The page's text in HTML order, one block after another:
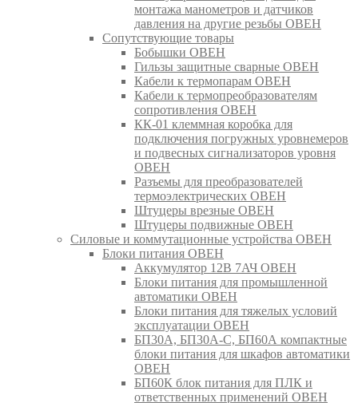
монтажа манометров и датчиков
давления на другие резьбы ОВЕН
Сопутствующие товары
Бобышки ОВЕН
Гильзы защитные сварные ОВЕН
Кабели к термопарам ОВЕН
Кабели к термопреобразователям
сопротивления ОВЕН
КК-01 клеммная коробка для
подключения погружных уровнемеров
и подвесных сигнализаторов уровня
ОВЕН
Разъемы для преобразователей
термоэлектрических ОВЕН
Штуцеры врезные ОВЕН
Штуцеры подвижные ОВЕН
Силовые и коммутационные устройства ОВЕН
Блоки питания ОВЕН
Аккумулятор 12В 7АЧ ОВЕН
Блоки питания для промышленной
автоматики ОВЕН
Блоки питания для тяжелых условий
эксплуатации ОВЕН
БП30А, БП30А-С, БП60А компактные
блоки питания для шкафов автоматики
ОВЕН
БП60К блок питания для ПЛК и
ответственных применений ОВЕН